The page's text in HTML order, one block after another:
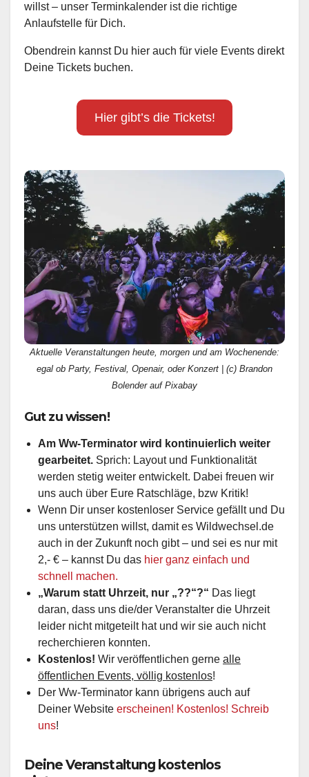
willst – unser Terminkalender ist die richtige
Anlaufstelle für Dich.
Obendrein kannst Du hier auch für viele Events direkt
Deine Tickets buchen.
Hier gibt’s die Tickets!
Aktuelle Veranstaltungen heute, morgen und am Wochenende:
egal ob Party, Festival, Openair, oder Konzert | (c) Brandon
Bolender auf Pixabay
Gut zu wissen!
Am Ww-Terminator wird kontinuierlich weiter
gearbeitet. Sprich: Layout und Funktionalität
werden stetig weiter entwickelt. Dabei freuen wir
uns auch über Eure Ratschläge, bzw Kritik!
Wenn Dir unser kostenloser Service gefällt und Du
uns unterstützen willst, damit es Wildwechsel.de
auch in der Zukunft noch gibt – und sei es nur mit
2,- € – kannst Du das hier ganz einfach und
schnell machen.
„Warum statt Uhrzeit, nur „??“?“ Das liegt
daran, dass uns die/der Veranstalter die Uhrzeit
leider nicht mitgeteilt hat und wir sie auch nicht
recherchieren konnten.
Kostenlos! Wir veröffentlichen gerne alle
öffentlichen Events, völlig kostenlos!
Der Ww-Terminator kann übrigens auch auf
Deiner Website erscheinen! Kostenlos! Schreib
uns!
Deine Veranstaltung kostenlos